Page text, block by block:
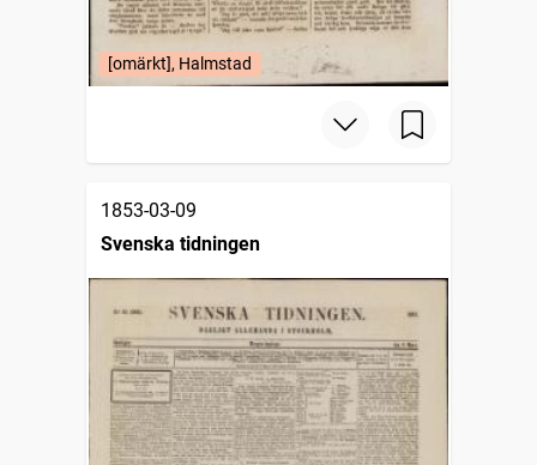
[omärkt], Halmstad
1853-03-09
Svenska tidningen